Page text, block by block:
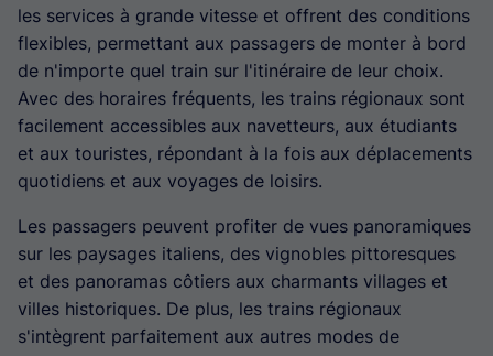
les services à grande vitesse et offrent des conditions
flexibles, permettant aux passagers de monter à bord
de n'importe quel train sur l'itinéraire de leur choix.
Avec des horaires fréquents, les trains régionaux sont
facilement accessibles aux navetteurs, aux étudiants
et aux touristes, répondant à la fois aux déplacements
quotidiens et aux voyages de loisirs.
Les passagers peuvent profiter de vues panoramiques
sur les paysages italiens, des vignobles pittoresques
et des panoramas côtiers aux charmants villages et
villes historiques. De plus, les trains régionaux
s'intègrent parfaitement aux autres modes de